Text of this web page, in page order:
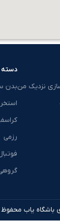
نزدیک من
دسته
بدن
استخر
رزمی
یاب محفوظ